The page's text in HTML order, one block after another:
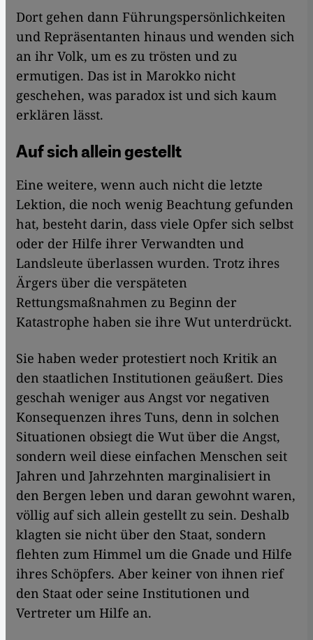
Dort gehen dann Führungspersönlichkeiten
und Repräsentanten hinaus und wenden sich
an ihr Volk, um es zu trösten und zu
ermutigen. Das ist in Marokko nicht
geschehen, was paradox ist und sich kaum
erklären lässt.
Auf sich allein gestellt
Eine weitere, wenn auch nicht die letzte
Lektion, die noch wenig Beachtung gefunden
hat, besteht darin, dass viele Opfer sich selbst
oder der Hilfe ihrer Verwandten und
Landsleute überlassen wurden. Trotz ihres
Ärgers über die verspäteten
Rettungsmaßnahmen zu Beginn der
Katastrophe haben sie ihre Wut unterdrückt.
Sie haben weder protestiert noch Kritik an
den staatlichen Institutionen geäußert. Dies
geschah weniger aus Angst vor negativen
Konsequenzen ihres Tuns, denn in solchen
Situationen obsiegt die Wut über die Angst,
sondern weil diese einfachen Menschen seit
Jahren und Jahrzehnten marginalisiert in
den Bergen leben und daran gewohnt waren,
völlig auf sich allein gestellt zu sein. Deshalb
klagten sie nicht über den Staat, sondern
flehten zum Himmel um die Gnade und Hilfe
ihres Schöpfers. Aber keiner von ihnen rief
den Staat oder seine Institutionen und
Vertreter um Hilfe an.